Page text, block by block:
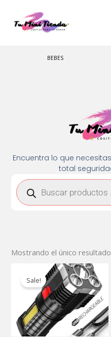
contenido
BEBES
Encuentra lo que
total
Búsqueda
de
productos
Mostrando el único resultado
Sale!
Original
price
was:
$15,00.
Current
price
is:
$12,00.